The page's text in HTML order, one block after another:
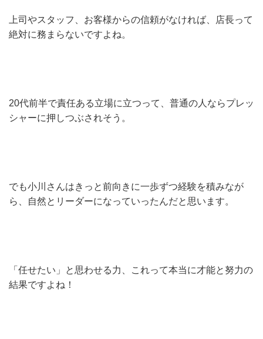
上司やスタッフ、お客様からの信頼がなければ、店長って
絶対に務まらないですよね。
20代前半で責任ある立場に立つって、普通の人ならプレッ
シャーに押しつぶされそう。
でも小川さんはきっと前向きに一歩ずつ経験を積みなが
ら、自然とリーダーになっていったんだと思います。
「任せたい」と思わせる力、これって本当に才能と努力の
結果ですよね！